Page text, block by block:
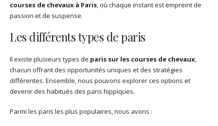
courses de chevaux à Paris, où chaque instant est empreint de
passion et de suspense.
Les différents types de paris
Il existe plusieurs types de paris sur les courses de chevaux,
chacun offrant des opportunités uniques et des stratégies
différentes. Ensemble, nous pouvons explorer ces options et
devenir des habitués des paris hippiques.
Parmi les paris les plus populaires, nous avons :